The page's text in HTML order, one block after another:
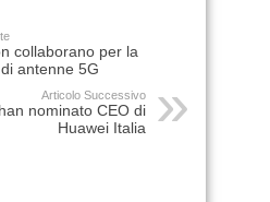
collaborano per la
antenne 5G
Articolo Successivo
nominato CEO di
Huawei Italia